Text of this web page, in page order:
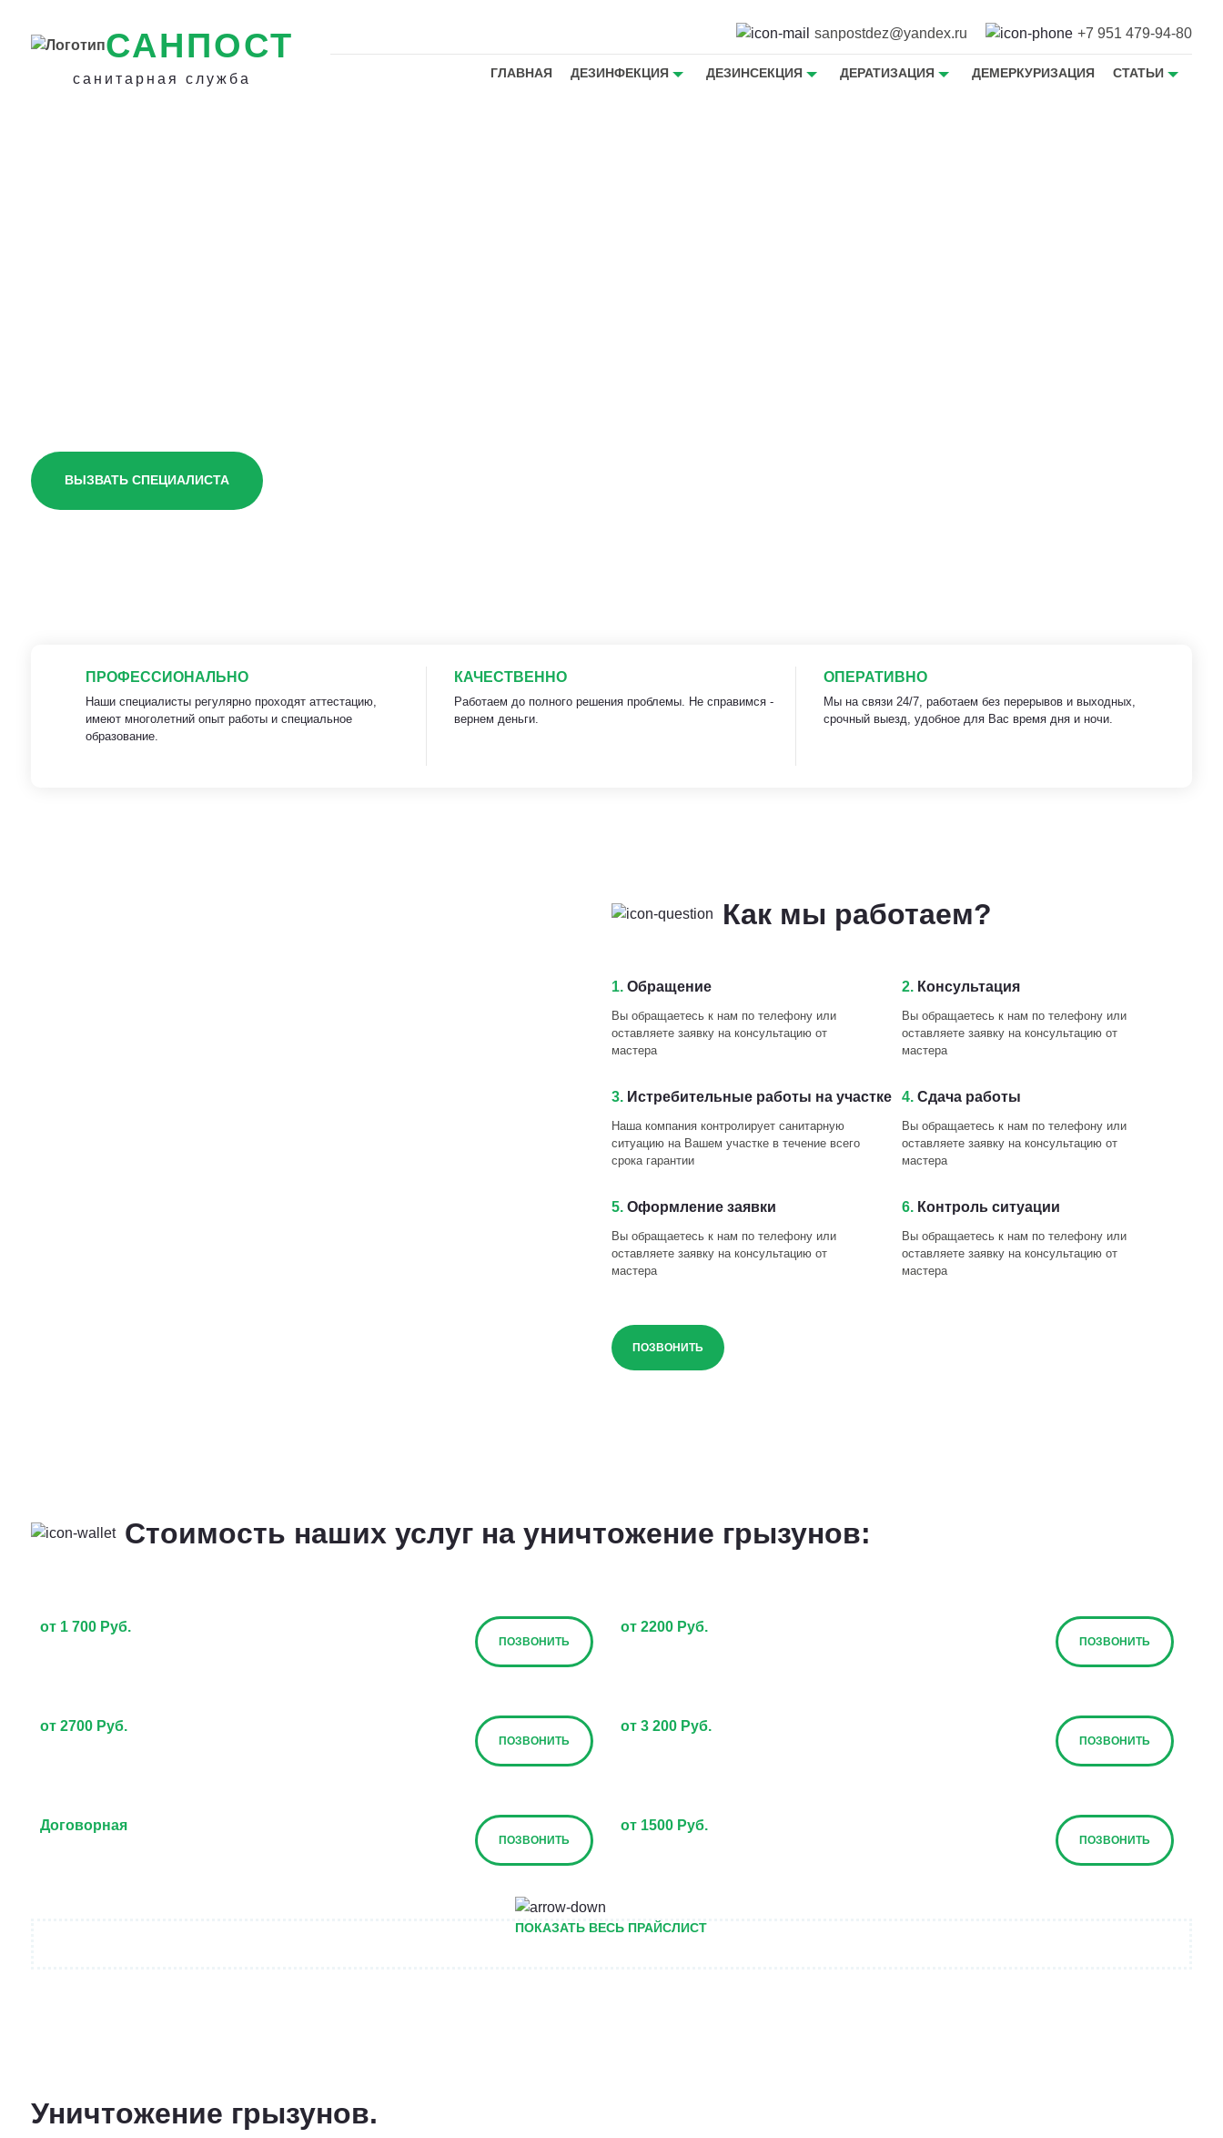
САНПОСТ
санитарная служба
sanpostdez@yandex.ru +7 951 479-94-80
ГЛАВНАЯ ДЕЗИНФЕКЦИЯ ДЕЗИНСЕКЦИЯ ДЕРАТИЗАЦИЯ ДЕМЕРКУРИЗАЦИЯ СТАТЬИ
ВЫЗВАТЬ СПЕЦИАЛИСТА
ПРОФЕССИОНАЛЬНО
Наши специалисты регулярно проходят аттестацию,
имеют многолетний опыт работы и специальное
образование.
КАЧЕСТВЕННО
Работаем до полного решения проблемы. Не справимся -
вернем деньги.
ОПЕРАТИВНО
Мы на связи 24/7, работаем без перерывов и выходных,
срочный выезд, удобное для Вас время дня и ночи.
Как мы работаем?
1. Обращение
Вы обращаетесь к нам по телефону или
оставляете заявку на консультацию от
мастера
2. Консультация
Вы обращаетесь к нам по телефону или
оставляете заявку на консультацию от
мастера
3. Истребительные работы на участке
Наша компания контролирует санитарную
ситуацию на Вашем участке в течение всего
срока гарантии
4. Сдача работы
Вы обращаетесь к нам по телефону или
оставляете заявку на консультацию от
мастера
5. Оформление заявки
Вы обращаетесь к нам по телефону или
оставляете заявку на консультацию от
мастера
6. Контроль ситуации
Вы обращаетесь к нам по телефону или
оставляете заявку на консультацию от
мастера
ПОЗВОНИТЬ
Стоимость наших услуг на уничтожение грызунов:
от 1 700 Руб.
ПОЗВОНИТЬ
от 2200 Руб.
ПОЗВОНИТЬ
от 2700 Руб.
ПОЗВОНИТЬ
от 3 200 Руб.
ПОЗВОНИТЬ
Договорная
ПОЗВОНИТЬ
от 1500 Руб.
ПОЗВОНИТЬ
от 5000 руб.
ПОКАЗАТЬ ВЕСЬ ПРАЙСЛИСТ
Уничтожение грызунов.